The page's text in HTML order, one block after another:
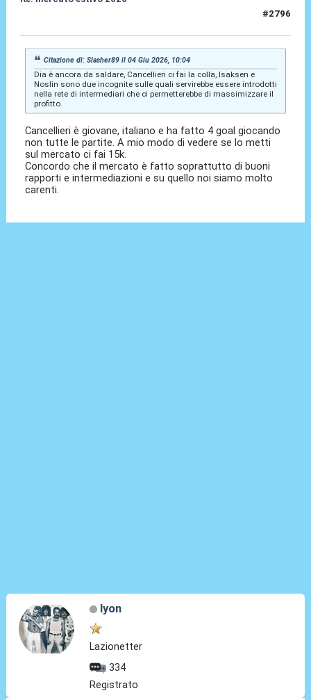
#2796
Citazione di: Slasher89 il 04 Giu 2026, 10:04
Dia è ancora da saldare, Cancellieri ci fai la colla, Isaksen e
Noslin sono due incognite sulle quali servirebbe essere introdotti
nella rete di intermediari che ci permetterebbe di massimizzare il
profitto.
Cancellieri è giovane, italiano e ha fatto 4 goal giocando
non tutte le partite. A mio modo di vedere se lo metti
sul mercato ci fai 15k.
Concordo che il mercato è fatto soprattutto di buoni
rapporti e intermediazioni e su quello noi siamo molto
carenti.
lyon
Lazionetter
334
Registrato